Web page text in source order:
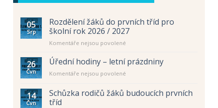
05
Srp
Rozdělení žáků do prvních tříd pro
školní rok 2026 / 2027
Komentáře nejsou povolené
s
názvem
do
26
Čvn
Úřední hodiny – letní prázdniny
Komentáře nejsou povolené
s
názvem
14
Čvn
Schůzka rodičů žáků budoucích prvních
tříd